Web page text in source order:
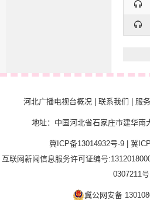
河北广播电视台概况| 联系我们 服
地址：中国河北省石家庄市建华南
冀ICP备13014932号-9| 冀
互联网新闻信息服务许可证编号
0307211号
冀公网安备